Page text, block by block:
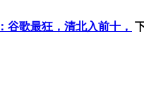
歌最狂，清北入前十，